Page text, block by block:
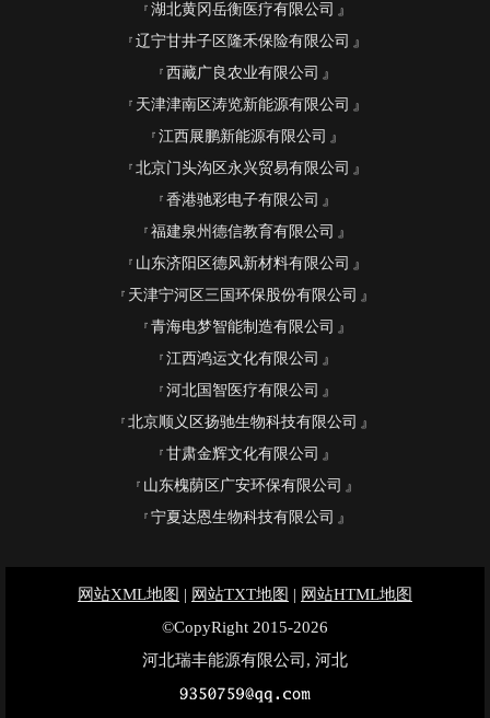
湖北黄冈岳衡医疗有限公司
辽宁甘井子区隆禾保险有限公司
西藏广良农业有限公司
天津津南区涛览新能源有限公司
江西展鹏新能源有限公司
北京门头沟区永兴贸易有限公司
香港驰彩电子有限公司
福建泉州德信教育有限公司
山东济阳区德风新材料有限公司
天津宁河区三国环保股份有限公司
青海电梦智能制造有限公司
江西鸿运文化有限公司
河北国智医疗有限公司
北京顺义区扬驰生物科技有限公司
甘肃金辉文化有限公司
山东槐荫区广安环保有限公司
宁夏达恩生物科技有限公司
网站XML地图 | 网站TXT地图 | 网站HTML地图
©CopyRight 2015-2026
河北瑞丰能源有限公司, 河北